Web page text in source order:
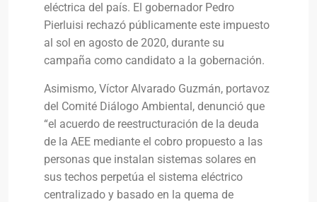
eléctrica del país. El gobernador Pedro
Pierluisi rechazó públicamente este impuesto
al sol en agosto de 2020, durante su
campaña como candidato a la gobernación.
Asimismo, Víctor Alvarado Guzmán, portavoz
del Comité Diálogo Ambiental, denunció que
“el acuerdo de reestructuración de la deuda
de la AEE mediante el cobro propuesto a las
personas que instalan sistemas solares en
sus techos perpetúa el sistema eléctrico
centralizado y basado en la quema de